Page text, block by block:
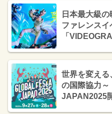
日本最大級
ファレンスイ
「
(金)17:00〜
世界を変える
の国際協力～
JAPAN2025